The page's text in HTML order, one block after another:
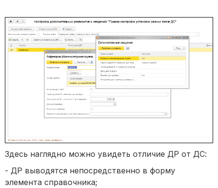
Здесь наглядно можно увидеть отличие ДР от ДС:
- ДР выводятся непосредственно в форму
элемента справочника;